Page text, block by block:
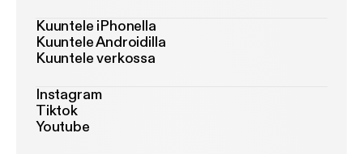
Kuuntele iPhonella
Kuuntele Androidilla
Kuuntele verkossa
Instagram
Tiktok
Youtube